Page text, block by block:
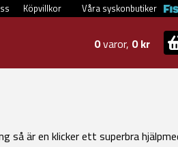
Våra syskonbutiker
Köpvillkor
0varor, 0 kr
så är en klicker ett superbra